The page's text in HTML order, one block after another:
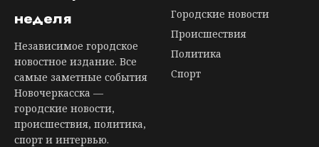
неделя
Независимое городское
новостное издание. Все
самые заметные события
Новочеркасска —
городские новости,
происшествия, политика,
спорт и интервью.
Городские новости
Происшествия
Политика
Спорт